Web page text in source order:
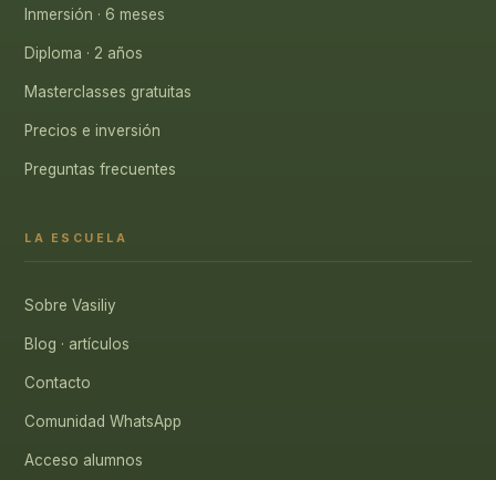
Inmersión · 6 meses
Diploma · 2 años
Masterclasses gratuitas
Precios e inversión
Preguntas frecuentes
LA ESCUELA
Sobre Vasiliy
Blog · artículos
Contacto
Comunidad WhatsApp
Acceso alumnos